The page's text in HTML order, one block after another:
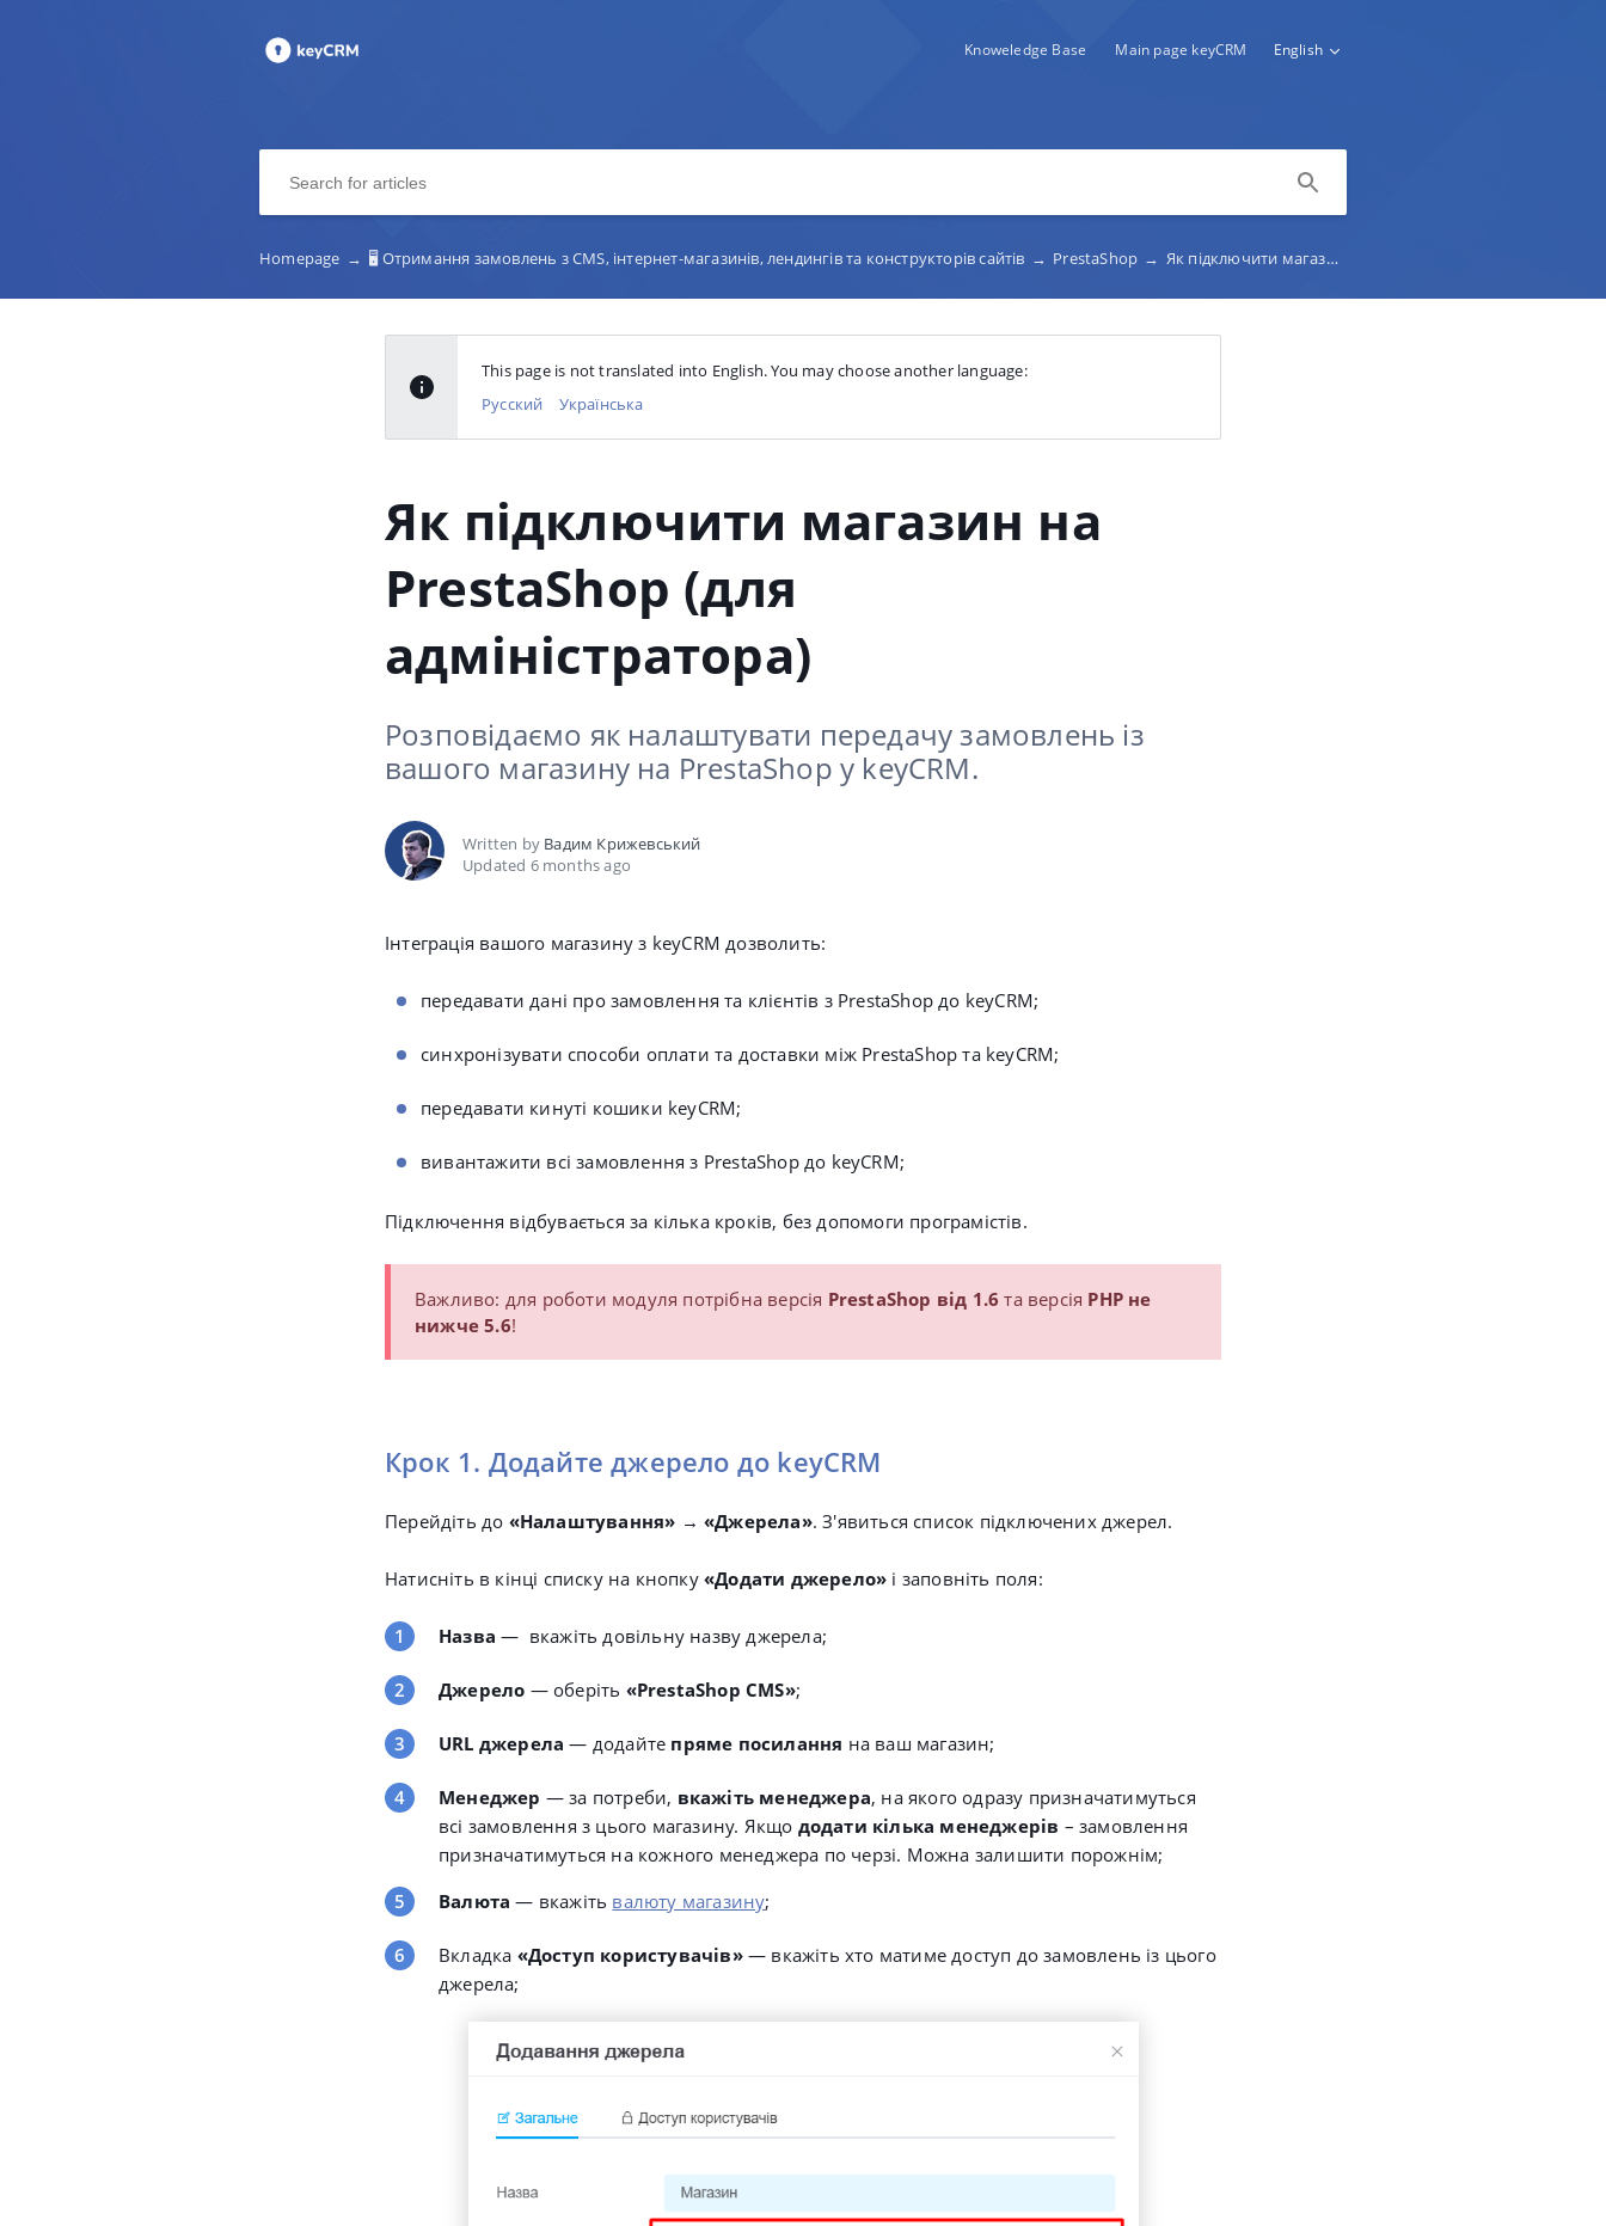
Knoweledge Base Main page keyCRM English
Homepage → 🖥️ Отримання замовлень з CMS, інтернет-магазинів, лендингів та конструкторів сайтів → PrestaShop → Як підключити магазин на PrestaShop (для адміністратора)
This page is not translated into English. You may choose another language:
Русский
Українська
Як підключити магазин на
PrestaShop (для
адміністратора)
Розповідаємо як налаштувати передачу замовлень із
вашого магазину на PrestaShop у keyCRM.
Written by Вадим Крижевський
Updated 6 months ago
Інтеграція вашого магазину з keyCRM дозволить:
передавати дані про замовлення та клієнтів з PrestaShop до keyCRM;
синхронізувати способи оплати та доставки між PrestaShop та keyCRM;
передавати кинуті кошики keyCRM;
вивантажити всі замовлення з PrestaShop до keyCRM;
Підключення відбувається за кілька кроків, без допомоги програмістів.
Важливо: для роботи модуля потрібна версія PrestaShop від 1.6 та версія PHP не
нижче 5.6!
Крок 1. Додайте джерело до keyCRM
Перейдіть до «Налаштування» → «Джерела». З'явиться список підключених джерел.
Натисніть в кінці списку на кнопку «Додати джерело» і заповніть поля:
Назва — вкажіть довільну назву джерела;
Джерело — оберіть «PrestaShop CMS»;
URL джерела — додайте пряме посилання на ваш магазин;
Менеджер — за потреби, вкажіть менеджера, на якого одразу призначатимуться
всі замовлення з цього магазину. Якщо додати кілька менеджерів – замовлення
призначатимуться на кожного менеджера по черзі. Можна залишити порожнім;
Валюта — вкажіть валюту магазину;
Вкладка «Доступ користувачів»— вкажіть хто матиме доступ до замовлень із цього
джерела;